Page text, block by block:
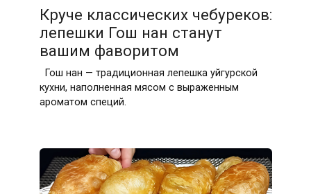
Круче классических чебуреков:
лепешки Гош нан станут
вашим фаворитом
Гош нан — традиционная лепешка уйгурской
кухни, наполненная мясом с выраженным
ароматом специй.